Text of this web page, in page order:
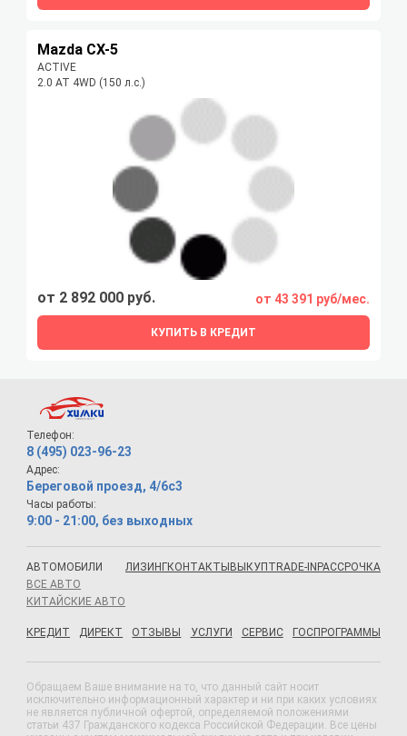
Mazda CX-5
ACTIVE
2.0 AT 4WD (150 л.с.)
от 2 892 000 руб. от 43 391 руб/мес.
КУПИТЬ В КРЕДИТ
Телефон:
8 (495) 023-96-23
Адрес:
Береговой проезд, 4/6с3
Часы работы:
9:00 - 21:00, без выходных
АВТОМОБИЛИ
ВСЕ АВТО
КИТАЙСКИЕ АВТО
ЛИЗИНГКОНТАКТЫ ВЫКУП TRADE-IN РАССРОЧКА
КРЕДИТ ДИРЕКТ ОТЗЫВЫ УСЛУГИ СЕРВИС ГОСПРОГРАММЫ
Обращаем Ваше внимание на то, что данный сайт носит
исключительно информационный характер и ни при каких условиях
не является публичной офертой, определяемой положениями
статьи 437 Гражданского кодекса Российской Федерации. Все цены